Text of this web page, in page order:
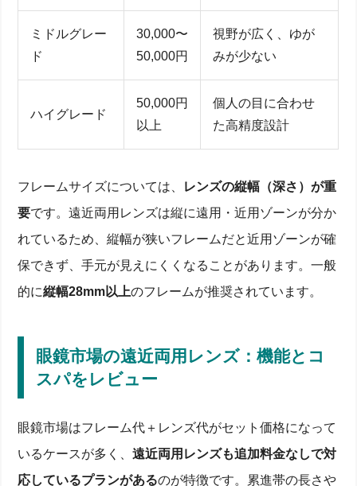
ミドルグレー
ド
30,000〜
50,000円
視野が広く、ゆが
みが少ない
ハイグレード
50,000円
以上
個人の目に合わせ
た高精度設計
フレームサイズについては、 レンズの縦幅（深さ）が重
要です。遠近両用レンズは縦に遠用・近用ゾーンが分か
れているため、縦幅が狭いフレームだと近用ゾーンが確
保できず、手元が見えにくくなることがあります。一般
的に縦幅28mm以上のフレームが推奨されています。
眼鏡市場の遠近両用レンズ：機能とコ
スパをレビュー
眼鏡市場はフレーム代＋レンズ代がセット価格になって
いるケースが多く、遠近両用レンズも追加料金なしで対
応しているプランがあるのが特徴です。累進帯の長さや
視界のゆがみ・ピントずれが起こる原因
初期は文字がぼやける？慣れるまでの期間と方法
遠近・中近タイプ別の視野と作業距離の違い
コンタクト＋老眼鏡併用と比べたメリット・デメリ
失敗しないフレーム＆レンズの選び方―人気デザイン
レンズコート・度数・焦点距離のカスタマイズ方法
サングラス機能付き両用メガネで屋外でも快適視界
購入前に確認！店舗とオンラインショップの違いと対
応サービス
最短何日？注文から発送までの流れ